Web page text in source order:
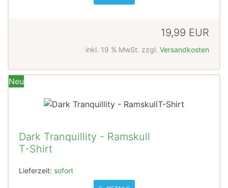
19,99 EUR
inkl. 19 % MwSt. zzgl. Versandkosten
Neu
Dark Tranquillity - Ramskull
T-Shirt
Lieferzeit: sofort